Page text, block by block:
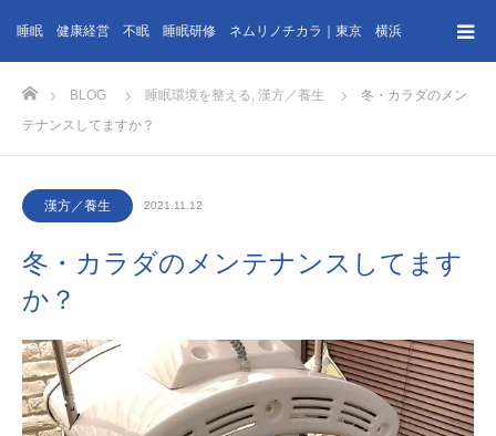
睡眠 健康経営 不眠 睡眠研修 ネムリノチカラ｜東京 横浜
ホーム
BLOG 睡眠環境を整える, 漢方／養生
冬・カラダのメン
テナンスしてますか？
漢方／養生 2021.11.12
冬・カラダのメンテナンスしてます
か？